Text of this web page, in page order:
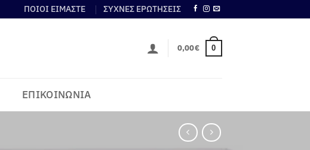
ΠΟΙΟΙ ΕΙΜΑΣΤΕ ΣΥΧΝΕΣ ΕΡΩΤΗΣΕΙΣ
0,00€ 0
ΕΠΙΚΟΙΝΩΝΙΑ